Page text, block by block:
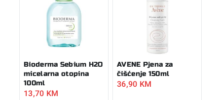
Bioderma Sebium H2O
micelarna otopina
100ml
13,70 KM
AVENE Pjena za
čišćenje 150ml
36,90 KM